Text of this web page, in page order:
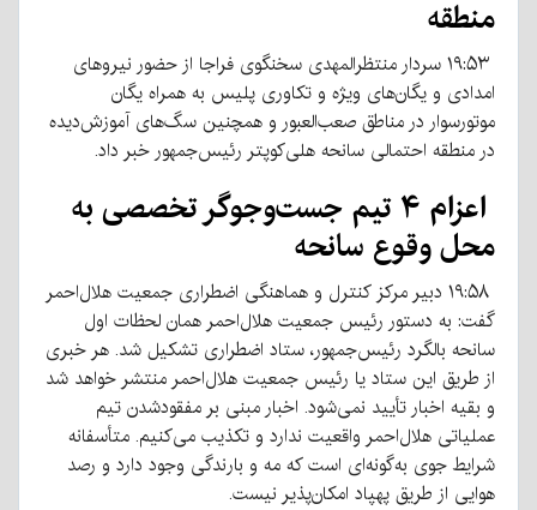
منطقه
۱۹:۵۳ سردار منتظرالمهدی سخنگوی فراجا از حضور نیروهای
امدادی و یگان‌های ویژه و تکاوری پلیس به همراه یگان
موتورسوار در مناطق صعب‌العبور و همچنین سگ‌های آموزش‌دیده
در منطقه احتمالی سانحه هلی‌کوپتر رئیس‌جمهور خبر داد.
اعزام ۴ تیم جست‌وجوگر تخصصی به
محل وقوع سانحه
۱۹:۵۸ دبیر مرکز کنترل و هماهنگی اضطراری جمعیت هلال‌احمر
گفت: به دستور رئیس جمعیت هلال‌احمر همان لحظات اول
سانحه بالگرد رئیس‌جمهور، ستاد اضطراری تشکیل شد. هر خبری
از طریق این ستاد یا رئیس جمعیت هلال‌احمر منتشر خواهد شد
و بقیه اخبار تأیید نمی‌شود. اخبار مبنی بر مفقودشدن تیم
عملیاتی هلال‌احمر واقعیت ندارد و تکذیب می‌کنیم. متأسفانه
شرایط جوی به‌گونه‌ای است که مه و بارندگی وجود دارد و رصد
هوایی از طریق پهپاد امکان‌پذیر نیست.